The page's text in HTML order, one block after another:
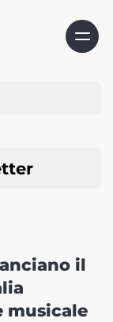
il
musicale